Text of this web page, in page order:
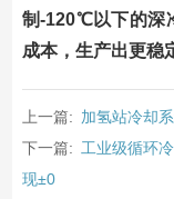
制-120℃以下的深
成本，生产出更稳
上一篇: 加氢站冷却
下一篇: 工业级循环
现±0